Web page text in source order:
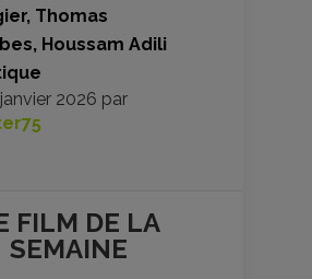
Thomas
Houssam Adili
2026 par
FILM DE LA
SEMAINE